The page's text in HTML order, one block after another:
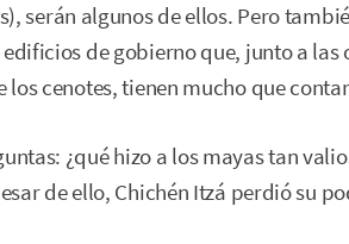
serán algunos de ellos. Pero
de gobierno que, junto a las
cenotes, tienen mucho que
¿qué hizo a los mayas tan
de ello, Chichén Itzá perdió su